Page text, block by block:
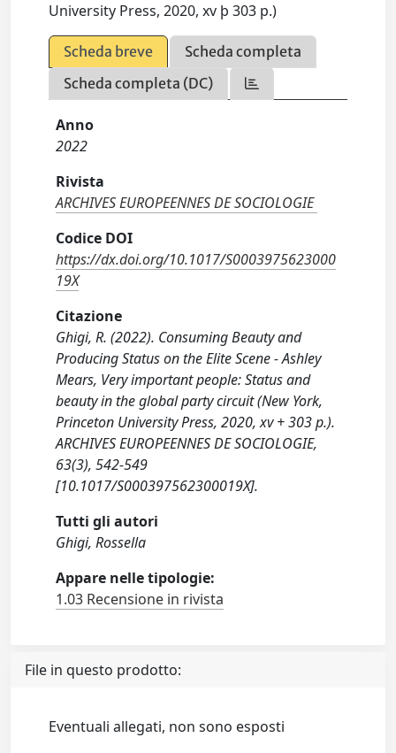
University Press, 2020, xv þ 303 p.)
Scheda breve
Scheda completa
Scheda completa (DC)
Anno
2022
Rivista
ARCHIVES EUROPEENNES DE SOCIOLOGIE
Codice DOI
https://dx.doi.org/10.1017/S0003975623000
19X
Citazione
Ghigi, R. (2022). Consuming Beauty and
Producing Status on the Elite Scene - Ashley
Mears, Very important people: Status and
beauty in the global party circuit (New York,
Princeton University Press, 2020, xv + 303 p.).
ARCHIVES EUROPEENNES DE SOCIOLOGIE,
63(3), 542-549
[10.1017/S000397562300019X].
Tutti gli autori
Ghigi, Rossella
Appare nelle tipologie:
1.03 Recensione in rivista
File in questo prodotto:
Eventuali allegati, non sono esposti